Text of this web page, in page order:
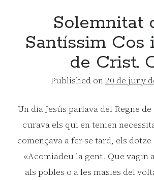
Solemnitat
Santíssim Cos
de Crist.
Published on20 de juny
Un dia Jesús parlava del Regne
curava els qui en tenien
començava a fer-se tard, els
«Acomiadeu la gent. Que vagin
als pobles o a les masies del